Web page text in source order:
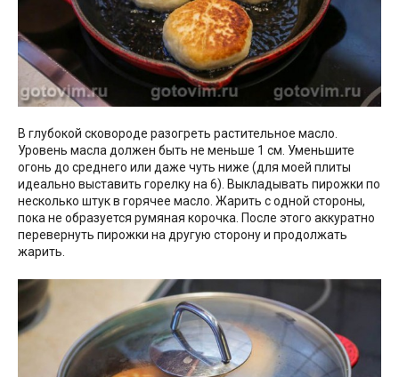
В глубокой сковороде разогреть растительное масло.
Уровень масла должен быть не меньше 1 см. Уменьшите
огонь до среднего или даже чуть ниже (для моей плиты
идеально выставить горелку на 6). Выкладывать пирожки по
несколько штук в горячее масло. Жарить с одной стороны,
пока не образуется румяная корочка. После этого аккуратно
перевернуть пирожки на другую сторону и продолжать
жарить.